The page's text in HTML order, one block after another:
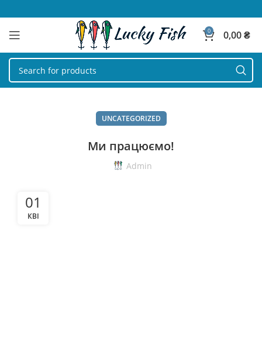
0 0,00₴
UNCATEGORIZED
Ми працюємо!
Admin
01
КВІ